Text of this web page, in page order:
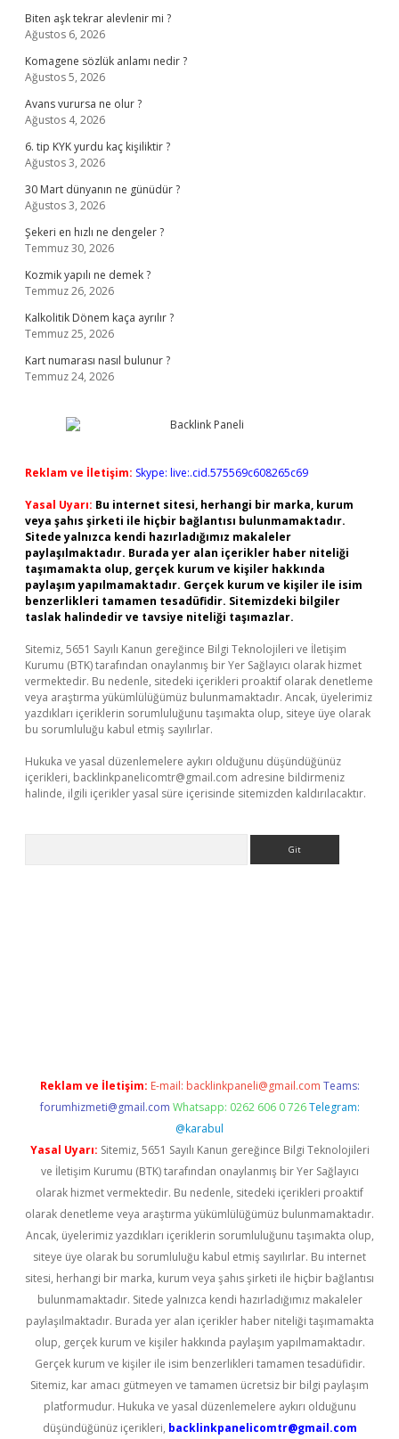
Biten aşk tekrar alevlenir mi ?
Ağustos 6, 2026
Komagene sözlük anlamı nedir ?
Ağustos 5, 2026
Avans vurursa ne olur ?
Ağustos 4, 2026
6. tip KYK yurdu kaç kişiliktir ?
Ağustos 3, 2026
30 Mart dünyanın ne günüdür ?
Ağustos 3, 2026
Şekeri en hızlı ne dengeler ?
Temmuz 30, 2026
Kozmik yapılı ne demek ?
Temmuz 26, 2026
Kalkolitik Dönem kaça ayrılır ?
Temmuz 25, 2026
Kart numarası nasıl bulunur ?
Temmuz 24, 2026
Reklam ve İletişim: Skype: live:.cid.575569c608265c69
Yasal Uyarı: Bu internet sitesi, herhangi bir marka, kurum
veya şahıs şirketi ile hiçbir bağlantısı bulunmamaktadır.
Sitede yalnızca kendi hazırladığımız makaleler
paylaşılmaktadır. Burada yer alan içerikler haber niteliği
taşımamakta olup, gerçek kurum ve kişiler hakkında
paylaşım yapılmamaktadır. Gerçek kurum ve kişiler ile isim
benzerlikleri tamamen tesadüfidir. Sitemizdeki bilgiler
taslak halindedir ve tavsiye niteliği taşımazlar.
Sitemiz, 5651 Sayılı Kanun gereğince Bilgi Teknolojileri ve İletişim
Kurumu (BTK) tarafından onaylanmış bir Yer Sağlayıcı olarak hizmet
vermektedir. Bu nedenle, sitedeki içerikleri proaktif olarak denetleme
veya araştırma yükümlülüğümüz bulunmamaktadır. Ancak, üyelerimiz
yazdıkları içeriklerin sorumluluğunu taşımakta olup, siteye üye olarak
bu sorumluluğu kabul etmiş sayılırlar.
Hukuka ve yasal düzenlemelere aykırı olduğunu düşündüğünüz
içerikleri, backlinkpanelicomtr@gmail.com adresine bildirmeniz
halinde, ilgili içerikler yasal süre içerisinde sitemizden kaldırılacaktır.
Reklam ve İletişim: E-mail: backlinkpaneli@gmail.com Teams:
forumhizmeti@gmail.com Whatsapp: 0262 606 0 726 Telegram:
@karabul
Yasal Uyarı: Sitemiz, 5651 Sayılı Kanun gereğince Bilgi Teknolojileri
ve İletişim Kurumu (BTK) tarafından onaylanmış bir Yer Sağlayıcı
olarak hizmet vermektedir. Bu nedenle, sitedeki içerikleri proaktif
olarak denetleme veya araştırma yükümlülüğümüz bulunmamaktadır.
Ancak, üyelerimiz yazdıkları içeriklerin sorumluluğunu taşımakta olup,
siteye üye olarak bu sorumluluğu kabul etmiş sayılırlar. Bu internet
sitesi, herhangi bir marka, kurum veya şahıs şirketi ile hiçbir bağlantısı
bulunmamaktadır. Sitede yalnızca kendi hazırladığımız makaleler
paylaşılmaktadır. Burada yer alan içerikler haber niteliği taşımamakta
olup, gerçek kurum ve kişiler hakkında paylaşım yapılmamaktadır.
Gerçek kurum ve kişiler ile isim benzerlikleri tamamen tesadüfidir.
Sitemiz, kar amacı gütmeyen ve tamamen ücretsiz bir bilgi paylaşım
platformudur. Hukuka ve yasal düzenlemelere aykırı olduğunu
düşündüğünüz içerikleri, backlinkpanelicomtr@gmail.com